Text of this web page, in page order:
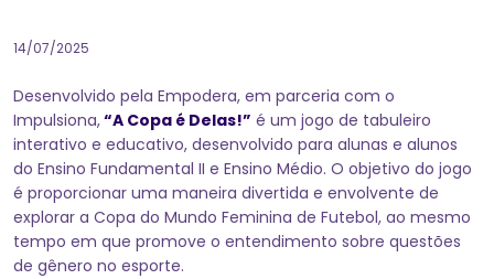
14/07/2025
Desenvolvido pela Empodera, em parceria com o
Impulsiona,“A Copa é Delas!” é um jogo de tabuleiro
interativo e educativo, desenvolvido para alunas e alunos
do Ensino Fundamental II e Ensino Médio. O objetivo do jogo
é proporcionar uma maneira divertida e envolvente de
explorar a Copa do Mundo Feminina de Futebol, ao mesmo
tempo em que promove o entendimento sobre questões
de gênero no esporte.